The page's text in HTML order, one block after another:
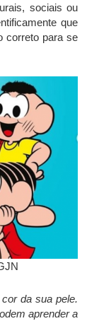
sociais ou
que
correto para se
da sua pele.
aprender a